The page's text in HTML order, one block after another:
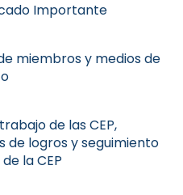
Importante
miembros y medios de
de las CEP,
de logros y seguimiento
la CEP